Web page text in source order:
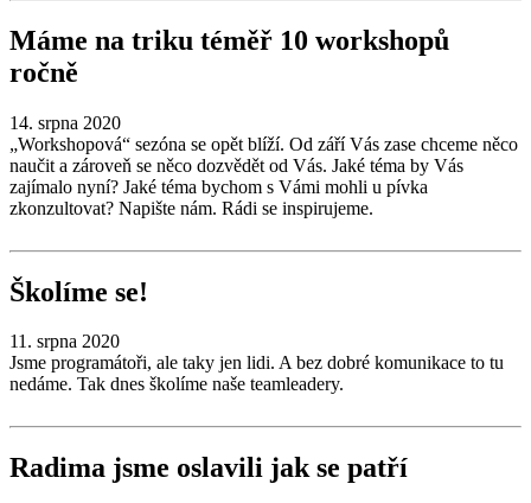
Máme na triku téměř 10 workshopů
ročně
14. srpna 2020
„Workshopová“ sezóna se opět blíží. Od září Vás zase chceme něco
naučit a zároveň se něco dozvědět od Vás. Jaké téma by Vás
zajímalo nyní? Jaké téma bychom s Vámi mohli u pívka
zkonzultovat? Napište nám. Rádi se inspirujeme.
Školíme se!
11. srpna 2020
Jsme programátoři, ale taky jen lidi. A bez dobré komunikace to tu
nedáme. Tak dnes školíme naše teamleadery.
Radima jsme oslavili jak se patří